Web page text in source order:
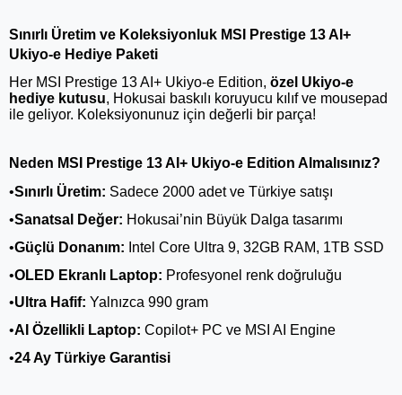
Sınırlı Üretim ve Koleksiyonluk MSI Prestige 13 AI+
Ukiyo-e Hediye Paketi
Her MSI Prestige 13 AI+ Ukiyo-e Edition, özel Ukiyo-e
hediye kutusu, Hokusai baskılı koruyucu kılıf ve mousepad
ile geliyor. Koleksiyonunuz için değerli bir parça!
Neden MSI Prestige 13 AI+ Ukiyo-e Edition Almalısınız?
•Sınırlı Üretim: Sadece 2000 adet ve Türkiye satışı
•Sanatsal Değer: Hokusai’nin Büyük Dalga tasarımı
•Güçlü Donanım: Intel Core Ultra 9, 32GB RAM, 1TB SSD
•OLED Ekranlı Laptop: Profesyonel renk doğruluğu
•Ultra Hafif: Yalnızca 990 gram
•AI Özellikli Laptop: Copilot+ PC ve MSI AI Engine
•24 Ay Türkiye Garantisi